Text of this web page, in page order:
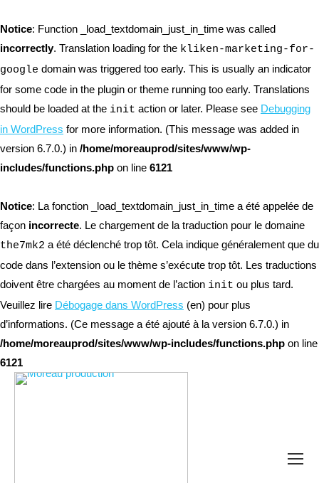
Notice: Function _load_textdomain_just_in_time was called
incorrectly. Translation loading for the kliken-marketing-for-
google domain was triggered too early. This is usually an indicator
for some code in the plugin or theme running too early. Translations
should be loaded at the init action or later. Please see Debugging
in WordPress for more information. (This message was added in
version 6.7.0.) in /home/moreauprod/sites/www/wp-
includes/functions.php on line 6121
Notice: La fonction _load_textdomain_just_in_time a été appelée de
façon incorrecte. Le chargement de la traduction pour le domaine
the7mk2 a été déclenché trop tôt. Cela indique généralement que du
code dans l’extension ou le thème s’exécute trop tôt. Les traductions
doivent être chargées au moment de l’action init ou plus tard.
Veuillez lire Débogage dans WordPress (en) pour plus
d’informations. (Ce message a été ajouté à la version 6.7.0.) in
/home/moreauprod/sites/www/wp-includes/functions.php on line
6121